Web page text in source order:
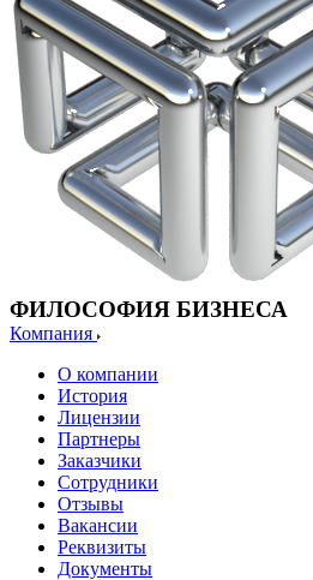
ФИЛОСОФИЯ БИЗНЕСА
Компания
О компании
История
Лицензии
Партнеры
Заказчики
Сотрудники
Отзывы
Вакансии
Реквизиты
Документы